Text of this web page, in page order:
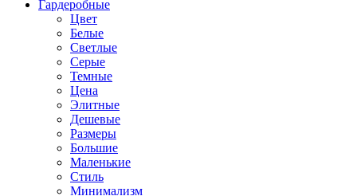
Гардеробные
Цвет
Белые
Светлые
Серые
Темные
Цена
Элитные
Дешевые
Размеры
Большие
Маленькие
Стиль
Минимализм